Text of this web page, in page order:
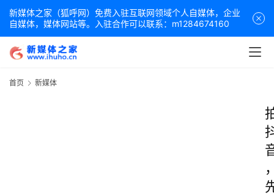
新媒体之家（狐呼网）免费入驻互联网领域个人自媒体，企业
自媒体，媒体网站等。入驻合作可以联系：m1284674160
首页 新媒体